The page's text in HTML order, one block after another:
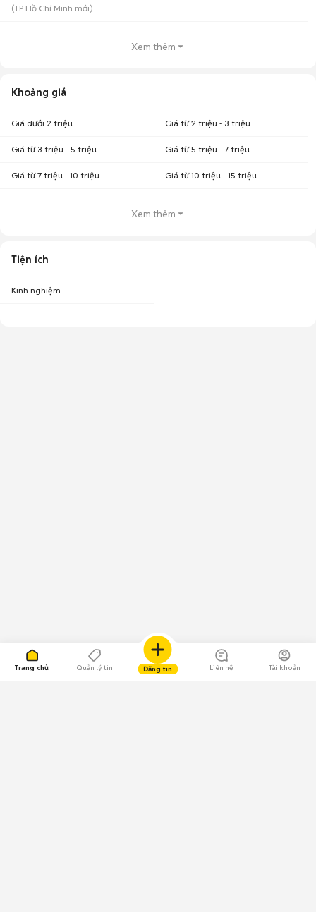
Trang chủ Quản lý tin Đăng tin Liên hệ Tài khoản
(TP Hồ Chí Minh mới)
Xem thêm
Khoảng giá
Giá dưới 2 triệu Giá từ 2 triệu - 3 triệu
Giá từ 3 triệu - 5 triệu Giá từ 5 triệu - 7 triệu
Giá từ 7 triệu - 10 triệu Giá từ 10 triệu - 15 triệu
Xem thêm
Tiện ích
Kinh nghiệm